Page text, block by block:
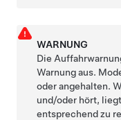
WARNUNG
Die
Warnung aus.
oder angehalten.
und/oder hört,
entsprechend zu